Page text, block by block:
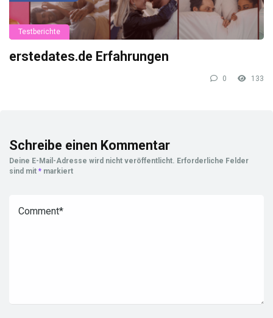
Testberichte
erstedates.de Erfahrungen
0 133
Schreibe einen Kommentar
Deine E-Mail-Adresse wird nicht veröffentlicht. Erforderliche Felder
sind mit * markiert